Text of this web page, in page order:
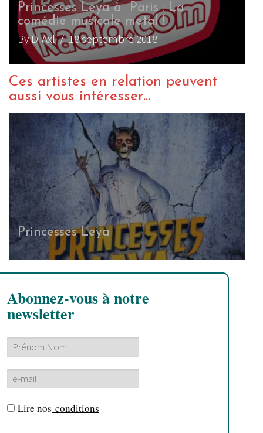
Princesses Leya à Paris : La
comédie musicale metal !
By D-Axl/ 18 septembre 2018
Ces artistes en relation peuvent
aussi vous intéresser...
Princesses Leya
Abonnez-vous à notre
newsletter
Lire nos conditions